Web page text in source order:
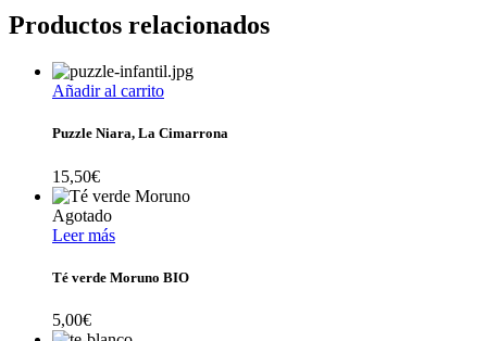
Productos relacionados
Añadir al carrito
Puzzle Niara, La Cimarrona
15,50€
Agotado
Leer más
Té verde Moruno BIO
5,00€